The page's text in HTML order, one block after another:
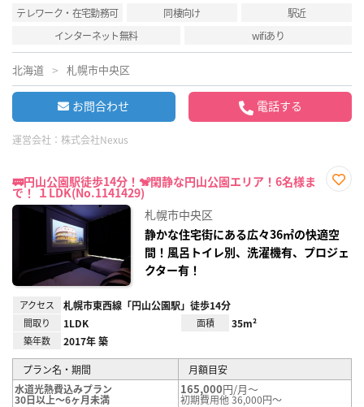
テレワーク・在宅勤務可 同棲向け
駅近
インターネット無料
wifiあり
北海道 札幌市中央区
お問合わせ 電話する
運営会社： 株式会社Nexus
🚃円山公園駅徒歩14分！🐒閑静な円山公園エリア！6名様ま
で！ １LDK(No.1141429)
録
札幌市中央区
静かな住宅街にある広々36㎡の快適空
間！風呂トイレ別、洗濯機有、プロジェ
クター有！
アクセス 札幌市東西線「円山公園駅」徒歩14分
間取り 1LDK 面積 35m²
築年数 2017年 築
プラン名・期間
月額目安
水道光熱費込みプラン
30日以上～6ヶ月未満
165,000円/月～
初期費用他 36,000円～